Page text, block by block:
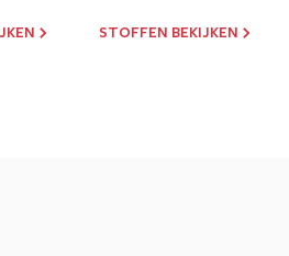
STOFFEN BEKIJKEN